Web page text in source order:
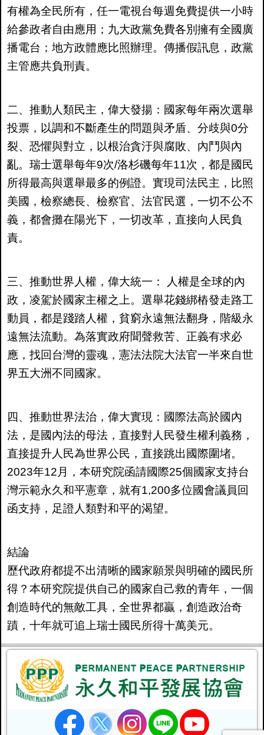
有權為全民所有，任一電視台每週免費提供一小時
給參政者自由應用；九大政黨免費各別擁有全國廣
播電台；地方政體應比照辦理。傳播假訊息，政黨
主管應共負刑責。
二、推動人類民主，偉大發揚：國家每年兩次選舉
投票，以調和不斷產生的問題與矛盾、分歧與0分
裂、恐懼與對立，以根治貪汙與腐敗、內鬥與內
亂。瑞士選舉每年9次/洛杉磯每年11次，都是國民
所得最高與選舉最多的例證。實現司法民主，比照
美國，檢察總長、檢察官、法官民選，一切不公不
義，都會攤在陽光下，一切改革，直接向人民負
責。
三、推動世界人權，偉大統一： 人權是全球的內
政，凌駕於國家主權之上。選舉花錢綁樁發走路工
動員，都是踐踏人權，貧窮永遠無法翻身，階級永
遠無法流動。為落實政府聞聲救苦、正義有求必
應，找回台灣的靈魂，憲法法院大法官一半來自世
界五大洲不同國家。
四、推動世界法治，偉大實現：國際法高於國內
法，是國內法的母法，直接對人民發生權利義務，
直接提升人民為世界公民，直接跳出國際圍堵。
2023年12月，本研究院函請國際25個國家支持台
灣示範永久和平憲章，就有1,200多位國會議員回
函支持，足證人類對和平的渴望。
結論
歷代政府都提不出清晰的國家願景與明確的國民所
得？本研究院提供自己的國家自己救的青年，一個
創造時代的無敵工具，全世界都贏，創造政治奇
蹟，十年就可追上瑞士國民所得十萬美元。